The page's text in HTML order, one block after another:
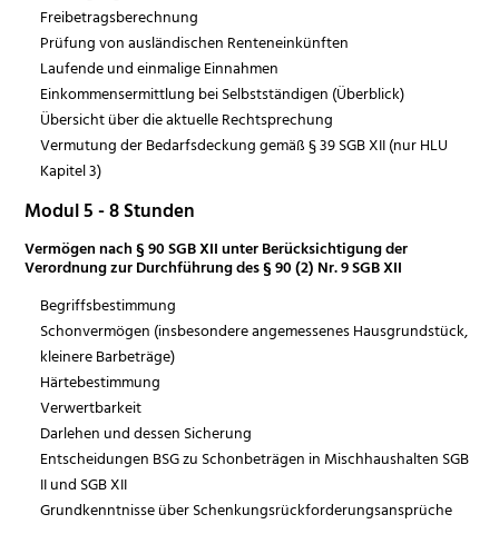
Freibetragsberechnung
Prüfung von ausländischen Renteneinkünften
Laufende und einmalige Einnahmen
Einkommensermittlung bei Selbstständigen (Überblick)
Übersicht über die aktuelle Rechtsprechung
Vermutung der Bedarfsdeckung gemäß § 39 SGB XII (nur HLU
Kapitel 3)
Modul 5 - 8 Stunden
Vermögen nach § 90 SGB XII unter Berücksichtigung der
Verordnung zur Durchführung des § 90 (2) Nr. 9 SGB XII
Begriffsbestimmung
Schonvermögen (insbesondere angemessenes Hausgrundstück,
kleinere Barbeträge)
Härtebestimmung
Verwertbarkeit
Darlehen und dessen Sicherung
Entscheidungen BSG zu Schonbeträgen in Mischhaushalten SGB
II und SGB XII
Grundkenntnisse über Schenkungsrückforderungsansprüche